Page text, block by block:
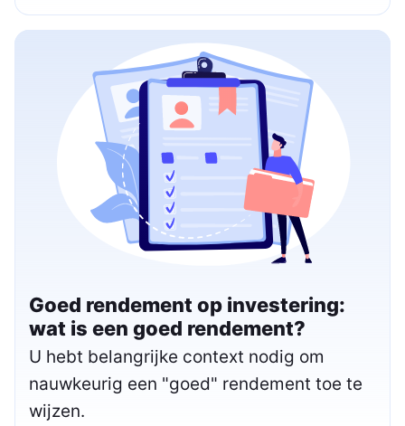
Goed rendement op investering:
wat is een goed rendement?
U hebt belangrijke context nodig om
nauwkeurig een "goed" rendement toe te
wijzen.